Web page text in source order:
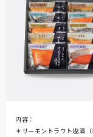
内容：
＊サーモントラウト塩漬（